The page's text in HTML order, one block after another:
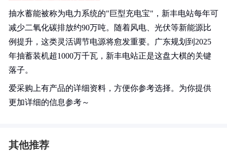
抽水蓄能被称为电力系统的"巨型充电宝"，新丰电站每年可
减少二氧化碳排放约90万吨。随着风电、光伏等新能源比
例提升，这类灵活调节电源将愈发重要。广东规划到2025
年抽蓄装机超1000万千瓦，新丰电站正是这盘大棋的关键
落子。
爱采购上有产品的详细资料，方便你参考选择。为你提供
更加详细的信息参考～
其他推荐